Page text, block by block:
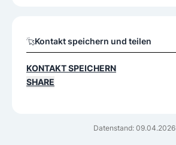
Datenstand: 09.04.2026
Kontakt speichern und teilen
KONTAKT SPEICHERN
SHARE